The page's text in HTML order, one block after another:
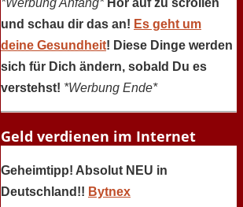
*Werbung Anfang* Hör auf zu scrollen
und schau dir das an! Es geht um
deine Gesundheit! Diese Dinge werden
sich für Dich ändern, sobald Du es
verstehst! *Werbung Ende*
Geld verdienen im Internet
Geheimtipp! Absolut NEU in
Deutschland!! Bytnex